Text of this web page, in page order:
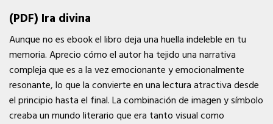
(PDF) Ira divina
Aunque no es ebook el libro deja una huella indeleble en tu
memoria. Aprecio cómo el autor ha tejido una narrativa
compleja que es a la vez emocionante y emocionalmente
resonante, lo que la convierte en una lectura atractiva desde
el principio hasta el final. La combinación de imagen y símbolo
creaba un mundo literario que era tanto visual como